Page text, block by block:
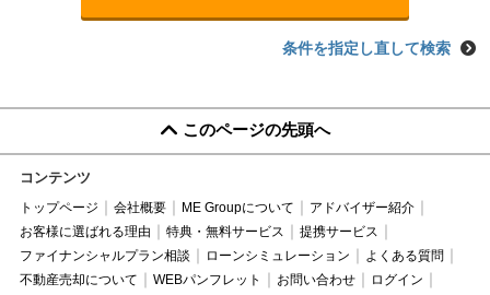
条件を指定し直して検索
このページの先頭へ
コンテンツ
トップページ 会社概要 ME Groupについて
アドバイザー紹介
お客様に選ばれる理由
特典・無料サービス
提携サービス
ファイナンシャルプラン相談
ローンシミュレーション
よくある質問
不動産売却について
WEBパンフレット お問い合わせ
ログイン